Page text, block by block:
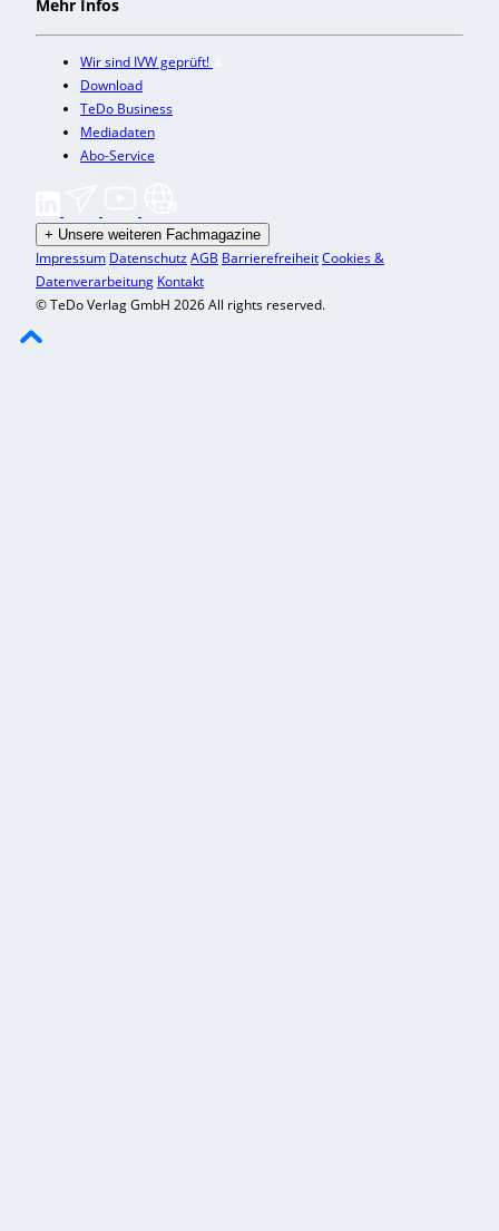
Mehr Infos
Wir sind IVW geprüft!
Download
TeDo Business
Mediadaten
Abo-Service
+ Unsere weiteren Fachmagazine
Impressum DatenschutzAGB BarrierefreiheitCookies &
Datenverarbeitung Kontakt
© TeDo Verlag GmbH 2026 All rights reserved.